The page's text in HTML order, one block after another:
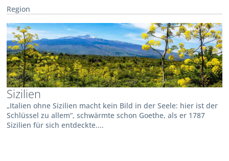
Region
Sizilien
„Italien ohne Sizilien macht kein Bild in der Seele: hier ist der
Schlüssel zu allem“, schwärmte schon Goethe, als er 1787
Sizilien für sich entdeckte....